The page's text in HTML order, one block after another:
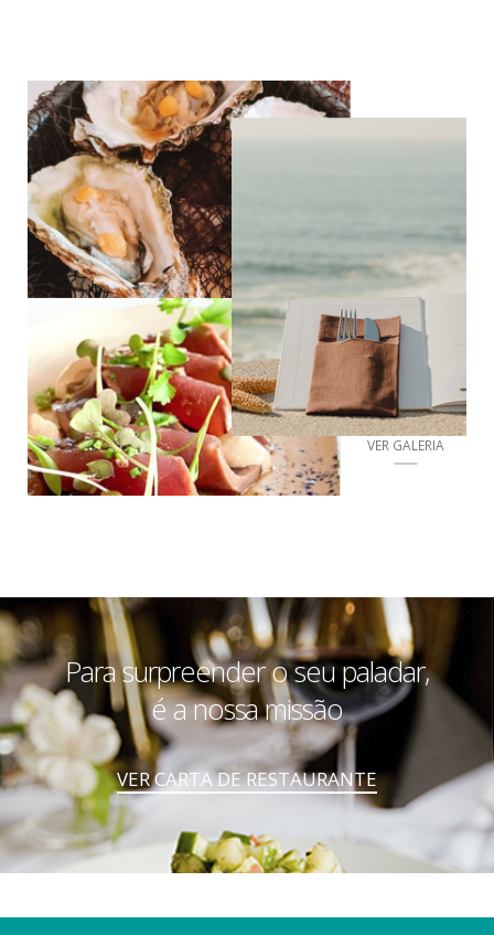
VER GALERIA
Para surpreender o seu paladar,
é a nossa missão
VER CARTA DE RESTAURANTE